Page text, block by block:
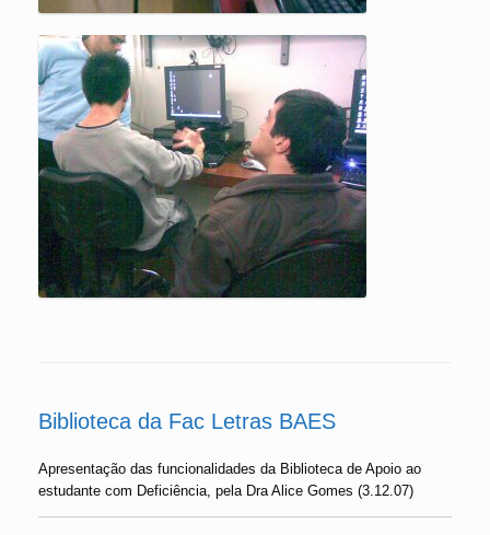
Biblioteca da Fac Letras BAES
Apresentação das funcionalidades da Biblioteca de Apoio ao
estudante com Deficiência, pela Dra Alice Gomes (3.12.07)